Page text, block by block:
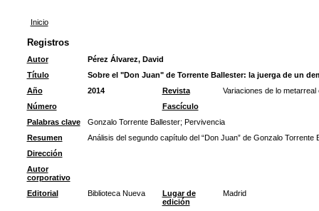
Inicio
Registros
Autor
Pérez Álvarez, David
Título
Sobre el "Don Juan" de Torrente Ballester: la juerga de un
Año
2014 Revista
Variaciones de lo
Número
Fascículo
Palabras clave
Gonzalo Torrente Ballester; Pervivencia
Resumen
Análisis del segundo capítulo del “Don Juan” de Gonzalo
Dirección
Autor
corporativo
Editorial
Biblioteca Nueva
Lugar de
edición
Madrid